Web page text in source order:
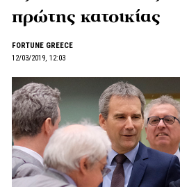
πρώτης κατοικίας
FORTUNE GREECE
12/03/2019, 12:03